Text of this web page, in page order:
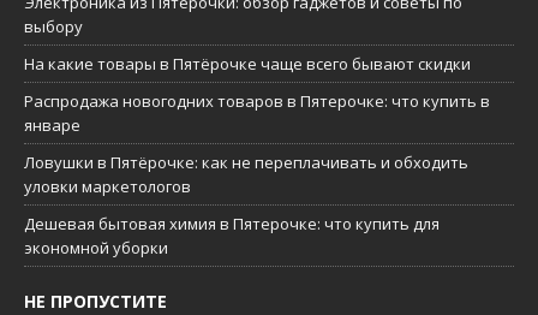
выбору
На какие товары в Пятёрочке чаще всего бывают скидки
Распродажа новогодних товаров в Пятерочке: что купить в
январе
Ловушки в Пятёрочке: как не переплачивать и обходить
уловки маркетологов
Дешевая бытовая химия в Пятерочке: что купить для
экономной уборки
НЕ ПРОПУСТИТЕ